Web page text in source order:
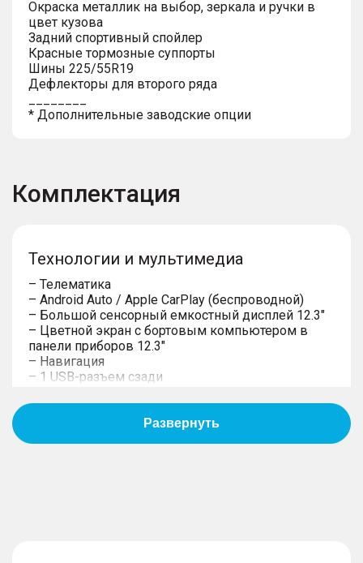
Окраска металлик на выбор, зеркала и ручки в
цвет кузова
Задний спортивный спойлер
Красные тормозные суппорты
Шины 225/55R19
Дефлекторы для второго ряда
* Дополнительные заводские опции
Комплектация
Технологии и мультимедиа
– Телематика
– Android Auto / Apple CarPlay (беспроводной)
– Большой сенсорный емкостный дисплей 12.3"
– Цветной экран с бортовым компьютером в
панели приборов 12.3"
– Навигация
– 1 USB-разъем сзади
– 2 USB-разъема спереди
– Беспроводная зарядка для смартфона